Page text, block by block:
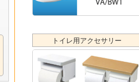
トイレ用アクセサリー